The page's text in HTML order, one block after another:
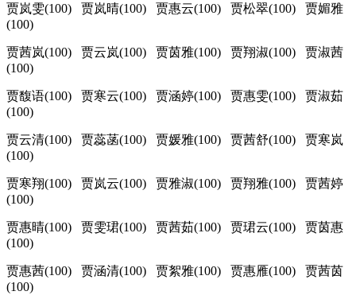
贾岚雯(100) 贾岚晴(100) 贾惠云(100) 贾松翠(100) 贾媚雅
(100)
贾茜岚(100) 贾云岚(100) 贾茵雅(100) 贾翔淑(100) 贾淑茜
(100)
贾馥语(100) 贾寒云(100) 贾涵婷(100) 贾惠雯(100) 贾淑茹
(100)
贾云清(100) 贾蕊菡(100) 贾媛雅(100) 贾茜舒(100) 贾寒岚
(100)
贾寒翔(100) 贾岚云(100) 贾雅淑(100) 贾翔雅(100) 贾茜婷
(100)
贾惠晴(100) 贾雯珺(100) 贾茜茹(100) 贾珺云(100) 贾茵惠
(100)
贾惠茜(100) 贾涵清(100) 贾絮雅(100) 贾惠雁(100) 贾茜茵
(100)